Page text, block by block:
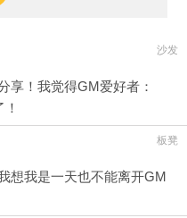
沙发
享！我觉得GM爱好者：
板凳
想我是一天也不能离开GM